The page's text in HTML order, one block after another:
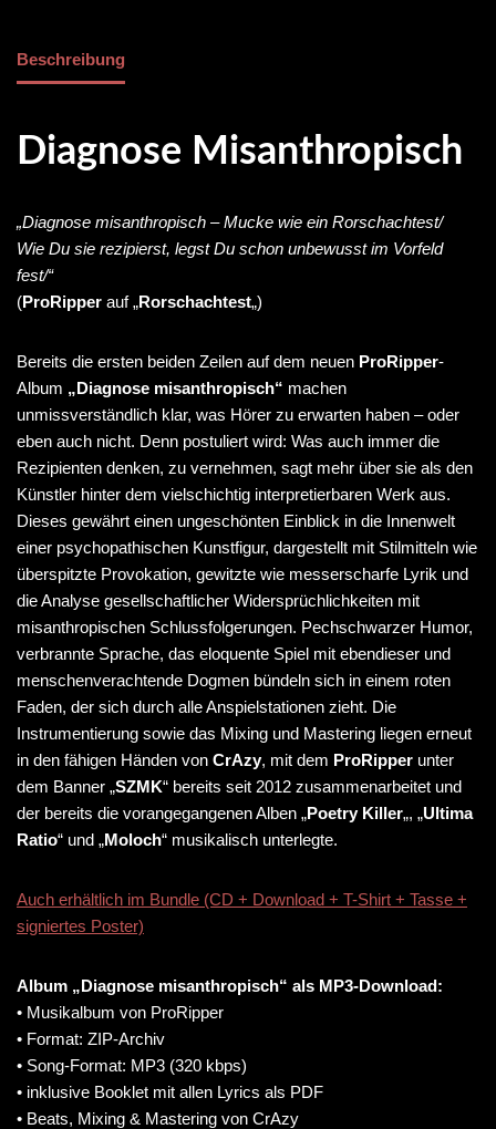
Beschreibung
Diagnose Misanthropisch
„Diagnose misanthropisch – Mucke wie ein Rorschachtest/
Wie Du sie rezipierst, legst Du schon unbewusst im Vorfeld
fest/“
(ProRipper auf „Rorschachtest„)
Bereits die ersten beiden Zeilen auf dem neuen ProRipper-
Album „Diagnose misanthropisch“ machen
unmissverständlich klar, was Hörer zu erwarten haben – oder
eben auch nicht. Denn postuliert wird: Was auch immer die
Rezipienten denken, zu vernehmen, sagt mehr über sie als den
Künstler hinter dem vielschichtig interpretierbaren Werk aus.
Dieses gewährt einen ungeschönten Einblick in die Innenwelt
einer psychopathischen Kunstfigur, dargestellt mit Stilmitteln wie
überspitzte Provokation, gewitzte wie messerscharfe Lyrik und
die Analyse gesellschaftlicher Widersprüchlichkeiten mit
misanthropischen Schlussfolgerungen. Pechschwarzer Humor,
verbrannte Sprache, das eloquente Spiel mit ebendieser und
menschenverachtende Dogmen bündeln sich in einem roten
Faden, der sich durch alle Anspielstationen zieht. Die
Instrumentierung sowie das Mixing und Mastering liegen erneut
in den fähigen Händen von CrAzy, mit dem ProRipper unter
dem Banner „SZMK“ bereits seit 2012 zusammenarbeitet und
der bereits die vorangegangenen Alben „Poetry Killer„, „Ultima
Ratio“ und „Moloch“ musikalisch unterlegte.
Auch erhältlich im Bundle (CD + Download + T-Shirt + Tasse +
signiertes Poster)
Album „Diagnose misanthropisch“ als MP3-Download:
• Musikalbum von ProRipper
• Format: ZIP-Archiv
• Song-Format: MP3 (320 kbps)
• inklusive Booklet mit allen Lyrics als PDF
• Beats, Mixing & Mastering von CrAzy